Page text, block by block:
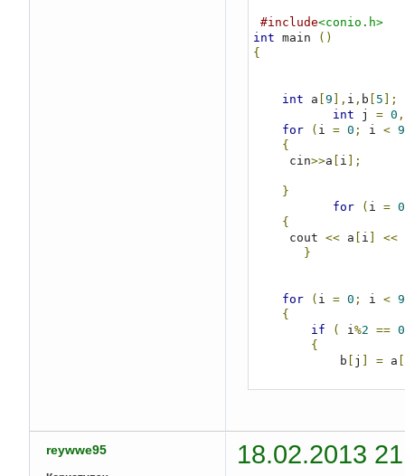
#include<conio.h>
int main
()
{
int a 9 ], i , b 5 ];
int j = 0 ,
for
( i = 0 ; i < 9
{
     cin
>>a i ];
}
for
( i = 0
{
     cout
<< a i <<
}
for ( i = 0 ; i < 9
{
if
( i%2 == 0
{
            b
j = a
            j
++;
reywwe95 18.02.2013